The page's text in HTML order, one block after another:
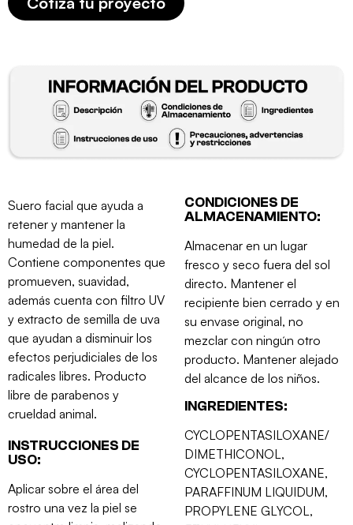
Suero facial que ayuda a
retener y mantener la
humedad de la piel.
Contiene componentes que
promueven, suavidad,
además cuenta con filtro UV
y extracto de semilla de uva
que ayudan a disminuir los
efectos perjudiciales de los
radicales libres. Producto
libre de parabenos y
crueldad animal.
INSTRUCCIONES DE
USO:
Aplicar sobre el área del
rostro una vez la piel se
CONDICIONES DE
ALMACENAMIENTO:
Almacenar en un lugar
fresco y seco fuera del sol
directo. Mantener el
recipiente bien cerrado y en
su envase original, no
mezclar con ningún otro
producto. Mantener alejado
del alcance de los niños.
INGREDIENTES:
CYCLOPENTASILOXANE/
DIMETHICONOL,
CYCLOPENTASILOXANE,
PARAFFINUM LIQUIDUM,
PROPYLENE GLYCOL,